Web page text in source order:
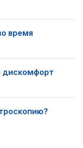
время
дискомфорт